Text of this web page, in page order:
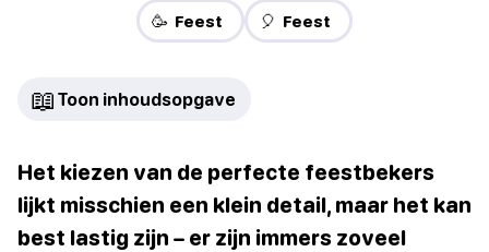
🥳 Feest 🎈 Feest
📖 Toon inhoudsopgave
Het kiezen van de perfecte feestbekers
lijkt misschien een klein detail, maar het kan
best lastig zijn – er zijn immers zoveel